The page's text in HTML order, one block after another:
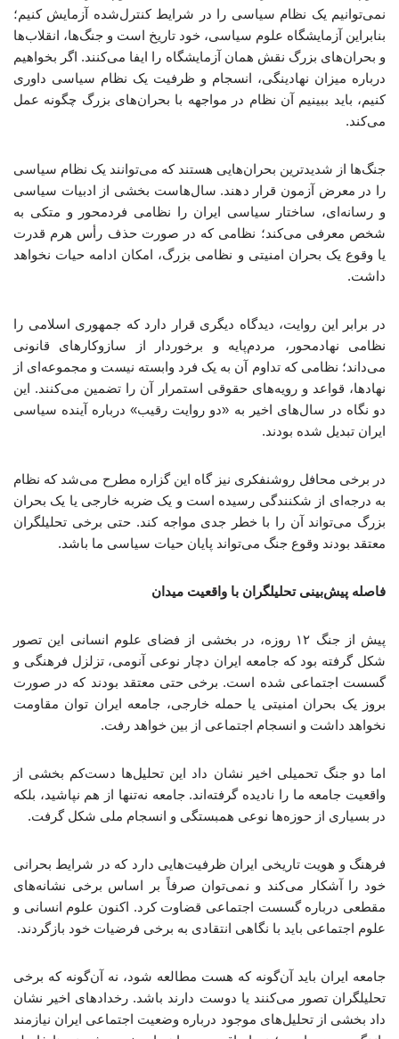
نمی‌توانیم یک نظام سیاسی را در شرایط کنترل‌شده آزمایش کنیم؛
بنابراین آزمایشگاه علوم‌ سیاسی، خود تاریخ است و جنگ‌ها، انقلاب‌ها
و بحران‌های بزرگ نقش همان آزمایشگاه را ایفا می‌کنند. اگر بخواهیم
درباره میزان نهادینگی، انسجام و ظرفیت یک نظام سیاسی داوری
کنیم، باید ببینیم آن نظام در مواجهه با بحران‌های بزرگ چگونه عمل
می‌کند.
جنگ‌ها از شدیدترین بحران‌هایی هستند که می‌توانند یک نظام سیاسی
را در معرض آزمون قرار دهند. سال‌هاست بخشی از ادبیات سیاسی
و رسانه‌ای، ساختار سیاسی ایران را نظامی فردمحور و متکی به
شخص معرفی می‌کند؛ نظامی که در صورت حذف رأس هرم قدرت
یا وقوع یک بحران امنیتی و نظامی بزرگ، امکان ادامه حیات نخواهد
داشت.
در برابر این روایت، دیدگاه دیگری قرار دارد که جمهوری اسلامی را
نظامی نهادمحور، مردم‌پایه و برخوردار از سازوکارهای قانونی
می‌داند؛ نظامی که تداوم آن به یک فرد وابسته نیست و مجموعه‌ای از
نهادها، قواعد و رویه‌های حقوقی استمرار آن را تضمین می‌کنند. این
دو نگاه در سال‌های اخیر به «دو روایت رقیب» درباره آینده سیاسی
ایران تبدیل شده بودند.
در برخی محافل روشنفکری نیز گاه این گزاره مطرح می‌شد که نظام
به درجه‌ای از شکنندگی رسیده است و یک ضربه خارجی یا یک بحران
بزرگ می‌تواند آن را با خطر جدی مواجه کند. حتی برخی تحلیلگران
معتقد بودند وقوع جنگ می‌تواند پایان حیات سیاسی ما باشد.
فاصله پیش‌بینی تحلیلگران با واقعیت میدان
پیش از جنگ ۱۲ ‌روزه، در بخشی از فضای علوم ‌انسانی این تصور
شکل گرفته بود که جامعه ایران دچار نوعی آنومی، تزلزل فرهنگی و
گسست اجتماعی شده است. برخی حتی معتقد بودند که در صورت
بروز یک بحران امنیتی یا حمله خارجی، جامعه ایران توان مقاومت
نخواهد داشت و انسجام اجتماعی از بین خواهد رفت.
اما دو جنگ تحمیلی اخیر نشان داد این تحلیل‌ها دست‌کم بخشی از
واقعیت جامعه ما را نادیده گرفته‌اند. جامعه نه‌تنها از هم نپاشید، بلکه
در بسیاری از حوزه‌ها نوعی همبستگی و انسجام ملی شکل گرفت.
فرهنگ و هویت تاریخی ایران ظرفیت‌هایی دارد که در شرایط بحرانی
خود را آشکار می‌کند و نمی‌توان صرفاً بر اساس برخی نشانه‌های
مقطعی درباره گسست اجتماعی قضاوت کرد. اکنون علوم انسانی و
علوم اجتماعی باید با نگاهی انتقادی به برخی فرضیات خود بازگردند.
جامعه ایران باید آن‌گونه که هست مطالعه شود، نه آن‌گونه که برخی
تحلیلگران تصور می‌کنند یا دوست دارند باشد. رخدادهای اخیر نشان
داد بخشی از تحلیل‌های موجود درباره وضعیت اجتماعی ایران نیازمند